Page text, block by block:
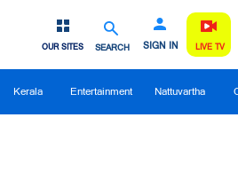
SEARCH SIGN IN
OUR SITES LIVE TV
Kerala Entertainment Nattuvartha